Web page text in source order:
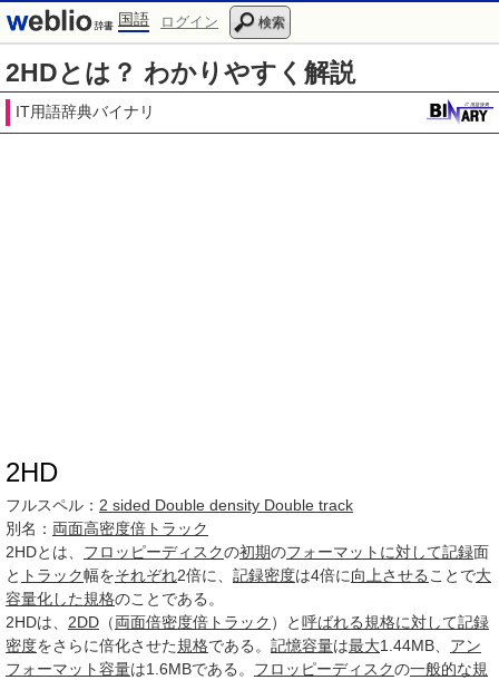
国語 ログイン 検索
2HDとは？ わかりやすく解説
IT用語辞典バイナリ
2HD
フルスペル： 2 sided Double density Double track
別名： 両面高密度倍トラック
2HDとは、 フロッピーディスクの初期のフォーマット に対して記録面
と トラック幅をそれぞれ2倍に、 記録密度は4倍に向上させる ことで大
容量化した規格のことである。
2HDは、 2DD （両面倍密度倍トラック ）と呼ばれる規格に対して記録
密度をさらに倍化させた規格である。 記憶容量は最大1.44MB、 アン
フォーマット容量は1.6MBである。 フロッピーディスクの一般的な規